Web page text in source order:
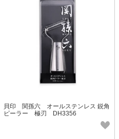
貝印 関孫六 オールステンレス 鋭角
ピーラー 極刃 DH3356